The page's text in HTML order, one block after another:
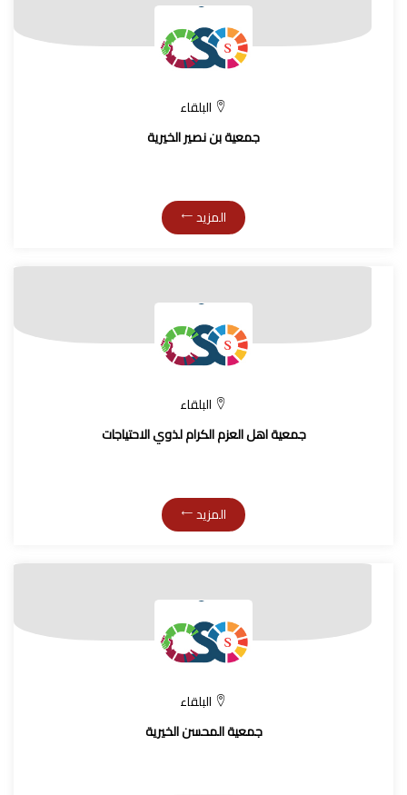
البلقاء
جمعية بن نصير الخيرية
المزيد
البلقاء
جمعية اهل العزم الكرام لذوي الاحتياجات
المزيد
البلقاء
جمعية المحسن الخيرية